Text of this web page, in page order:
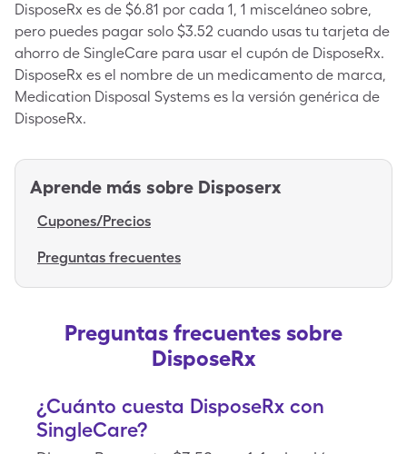
DisposeRx es de $6.81 por cada 1, 1 misceláneo sobre,
pero puedes pagar solo $3.52 cuando usas tu tarjeta de
ahorro de SingleCare para usar el cupón de DisposeRx.
DisposeRx es el nombre de un medicamento de marca,
Medication Disposal Systems es la versión genérica de
DisposeRx.
Aprende más sobre Disposerx
Cupones/Precios
Preguntas frecuentes
Preguntas frecuentes sobre
DisposeRx
¿Cuánto cuesta DisposeRx con
SingleCare?